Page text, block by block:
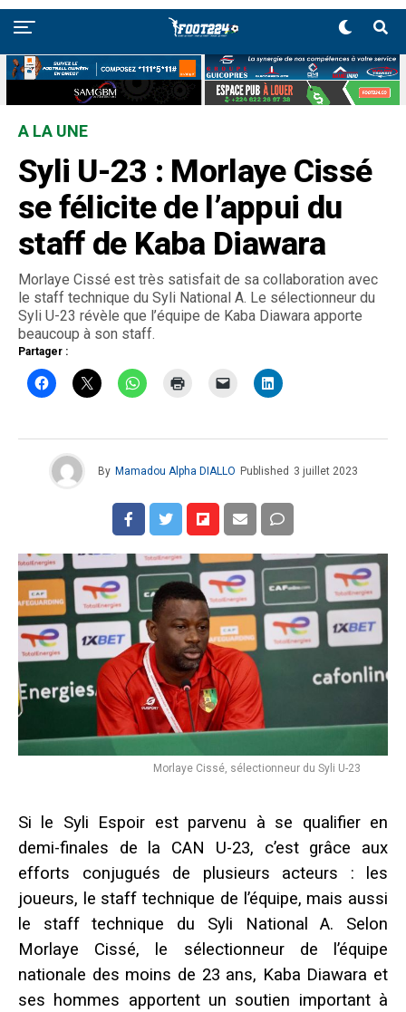
A LA UNE
Syli U-23 : Morlaye Cissé
se félicite de l’appui du
staff de Kaba Diawara
Morlaye Cissé est très satisfait de sa collaboration avec
le staff technique du Syli National A. Le sélectionneur du
Syli U-23 révèle que l’équipe de Kaba Diawara apporte
beaucoup à son staff.
Partager :
By Mamadou Alpha DIALLO Published 3 juillet 2023
Morlaye Cissé, sélectionneur du Syli U-23
Si le Syli Espoir est parvenu à se qualifier en
demi-finales de la CAN U-23, c’est grâce aux
efforts conjugués de plusieurs acteurs : les
joueurs, le staff technique de l’équipe, mais aussi
le staff technique du Syli National A. Selon
Morlaye Cissé, le sélectionneur de l’équipe
nationale des moins de 23 ans, Kaba Diawara et
ses hommes apportent un soutien important à